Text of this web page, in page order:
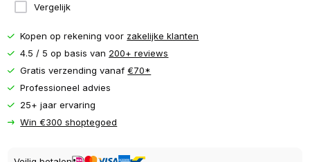
Vergelijk
Kopen op rekening voor zakelijke klanten
4.5 / 5 op basis van 200+ reviews
Gratis verzending vanaf€70*
Professioneel advies
25+ jaar ervaring
Win €300 shoptegoed